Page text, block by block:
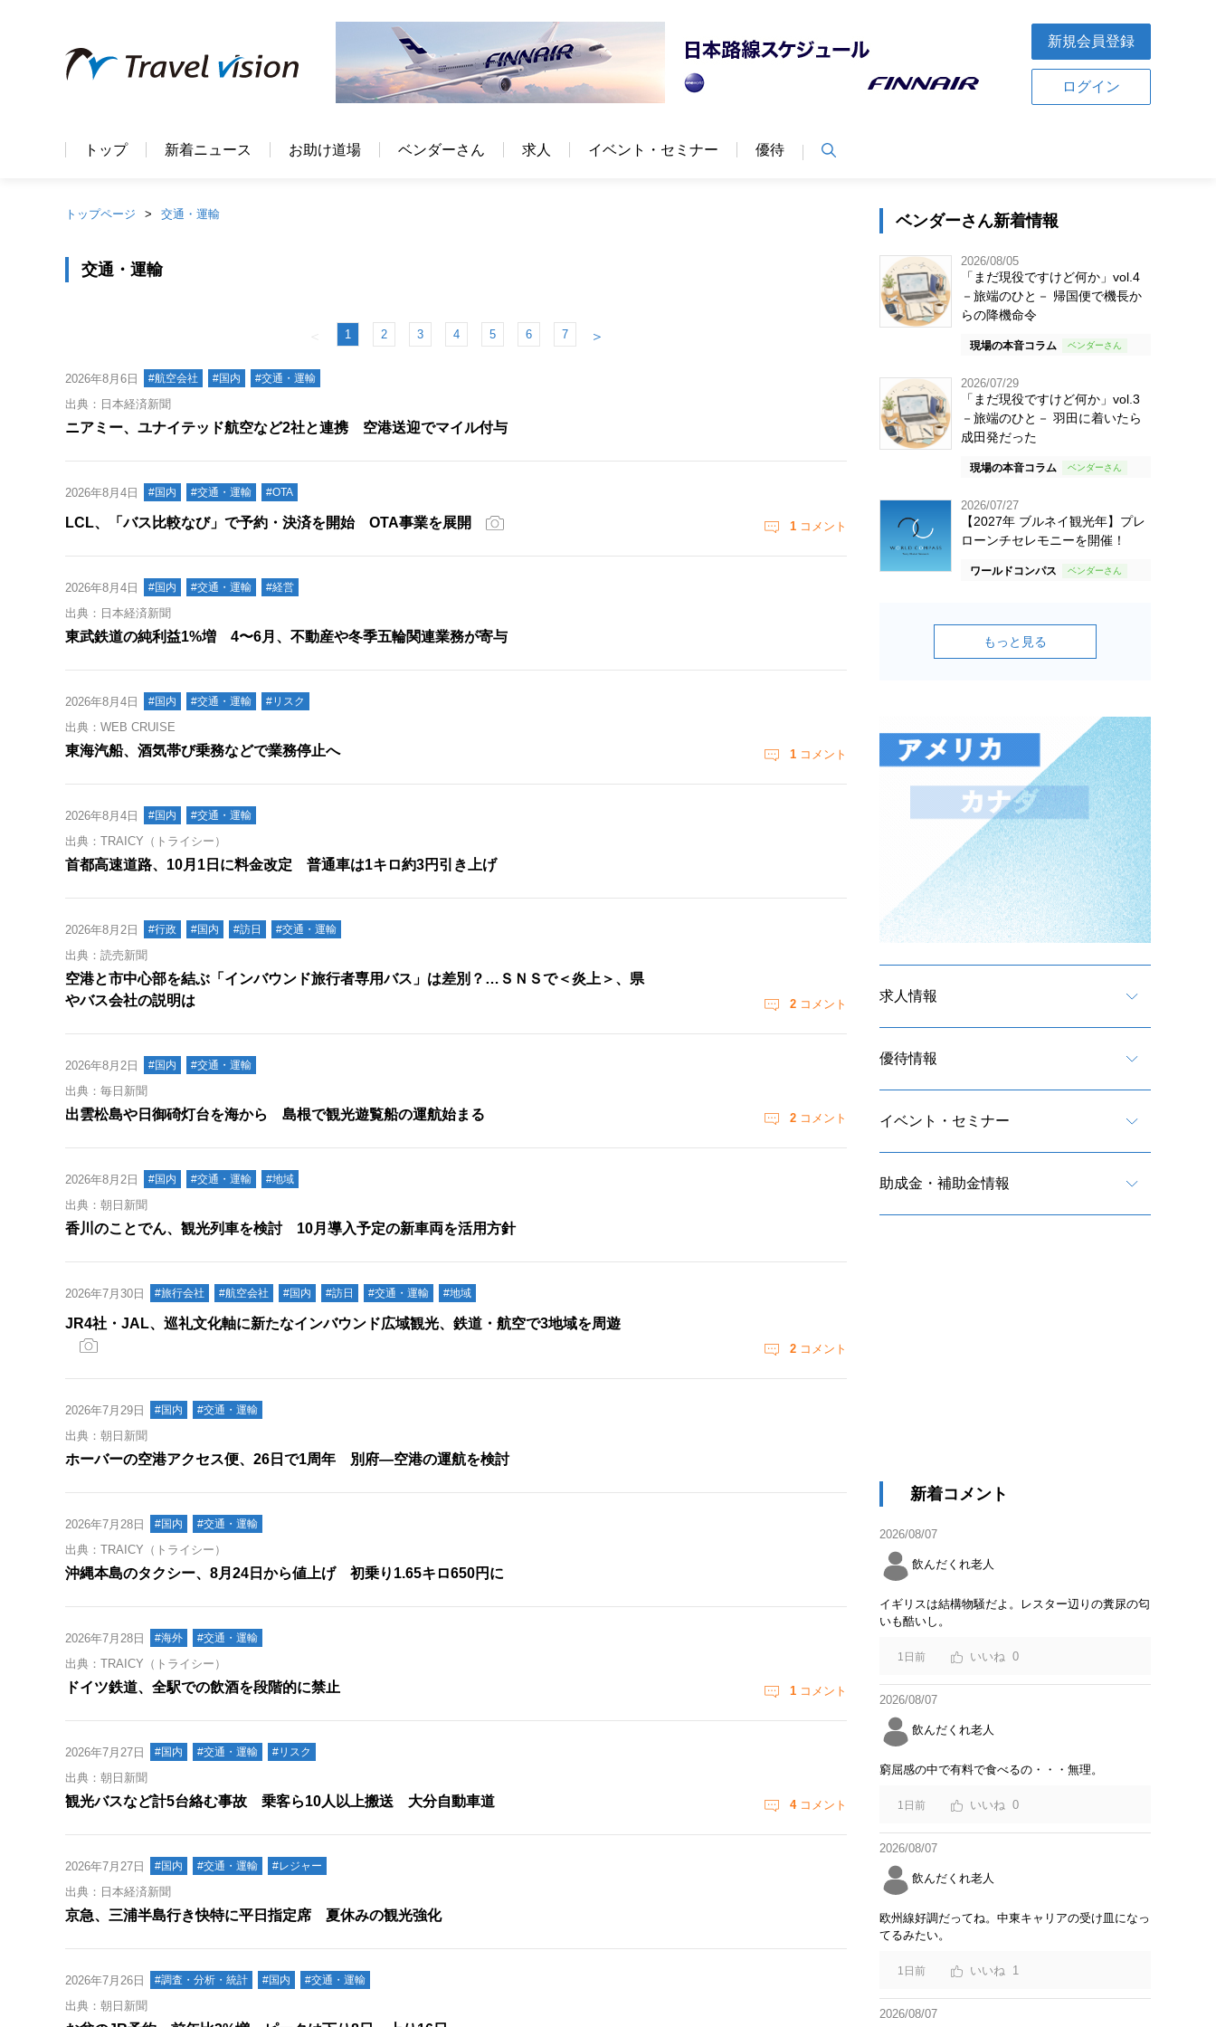
新規会員登録
ログイン
トップ 新着ニュース お助け道場 ベンダーさん 求人 イベント・セミナー 優待
トップページ 交通・運輸
交通・運輸
＜ 1 2 3 4 5 6 7 ＞
2026年8月6日 #航空会社 #国内 #交通・運輸
出典：日本経済新聞
ニアミー、ユナイテッド航空など2社と連携 空港送迎でマイル付与
2026年8月4日 #国内 #交通・運輸 #OTA
LCL、「バス比較なび」で予約・決済を開始 OTA事業を展開 1 コメント
2026年8月4日 #国内 #交通・運輸 #経営
出典：日本経済新聞
東武鉄道の純利益1%増 4〜6月、不動産や冬季五輪関連業務が寄与
2026年8月4日 #国内 #交通・運輸 #リスク
出典：WEB CRUISE
東海汽船、酒気帯び乗務などで業務停止へ 1 コメント
2026年8月4日 #国内 #交通・運輸
出典：TRAICY（トライシー）
首都高速道路、10月1日に料金改定 普通車は1キロ約3円引き上げ
2026年8月2日 #行政 #国内 #訪日 #交通・運輸
出典：読売新聞
空港と市中心部を結ぶ「インバウンド旅行者専用バス」は差別？…ＳＮＳで＜炎上＞、県
やバス会社の説明は
2 コメント
2026年8月2日 #国内 #交通・運輸
出典：毎日新聞
出雲松島や日御碕灯台を海から 島根で観光遊覧船の運航始まる 2 コメント
2026年8月2日 #国内 #交通・運輸 #地域
出典：朝日新聞
香川のことでん、観光列車を検討 10月導入予定の新車両を活用方針
2026年7月30日 #旅行会社 #航空会社 #国内 #訪日 #交通・運輸 #地域
JR4社・JAL、巡礼文化軸に新たなインバウンド広域観光、鉄道・航空で3地域を周遊
2 コメント
2026年7月29日 #国内 #交通・運輸
出典：朝日新聞
ホーバーの空港アクセス便、26日で1周年 別府―空港の運航を検討
2026年7月28日 #国内 #交通・運輸
出典：TRAICY（トライシー）
沖縄本島のタクシー、8月24日から値上げ 初乗り1.65キロ650円に
2026年7月28日 #海外 #交通・運輸
出典：TRAICY（トライシー）
ドイツ鉄道、全駅での飲酒を段階的に禁止 1 コメント
2026年7月27日 #国内 #交通・運輸 #リスク
出典：朝日新聞
観光バスなど計5台絡む事故 乗客ら10人以上搬送 大分自動車道 4コメント
2026年7月27日 #国内 #交通・運輸 #レジャー
出典：日本経済新聞
京急、三浦半島行き快特に平日指定席 夏休みの観光強化
2026年7月26日 #調査・分析・統計 #国内 #交通・運輸
出典：朝日新聞
ベンダーさん新着情報
2026/08/05
「まだ現役ですけど何か」vol.4
－旅端のひと－ 帰国便で機長か
らの降機命令
現場の本音コラム
2026/07/29
「まだ現役ですけど何か」vol.3
－旅端のひと－ 羽田に着いたら
成田発だった
現場の本音コラム
2026/07/27
【2027年 ブルネイ観光年】プレ
ローンチセレモニーを開催！
ワールドコンパス
もっと見る
求人情報
優待情報
イベント・セミナー
助成金・補助金情報
新着コメント
2026/08/07
飲んだくれ老人
イギリスは結構物騒だよ。レスター辺りの糞尿の匂
いも酷いし。
1日前 0
2026/08/07
飲んだくれ老人
窮屈感の中で有料で食べるの・・・無理。
1日前 0
2026/08/07
飲んだくれ老人
欧州線好調だってね。中東キャリアの受け皿になっ
てるみたい。
1日前 1
2026/08/07